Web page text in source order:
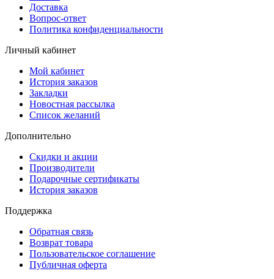
Доставка
Вопрос-ответ
Политика конфиденциальности
Личный кабинет
Мой кабинет
История заказов
Закладки
Новостная рассылка
Список желаний
Дополнительно
Скидки и акции
Производители
Подарочные сертификаты
История заказов
Поддержка
Обратная связь
Возврат товара
Пользовательское соглашение
Публичная оферта